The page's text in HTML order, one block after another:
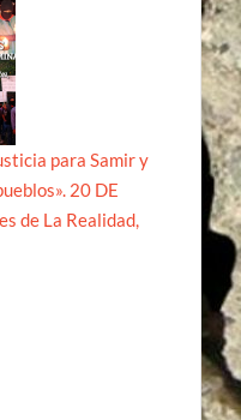
para Samir y
20 DE
de La Realidad,